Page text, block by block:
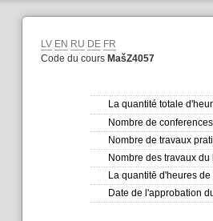
LV EN RU DE FR
Code du cours MašZ4057
La quantité totale
Nombre de conferences
Nombre de travaux
Nombre des travaux du
La quantitē d'heures
Date de l'approbation